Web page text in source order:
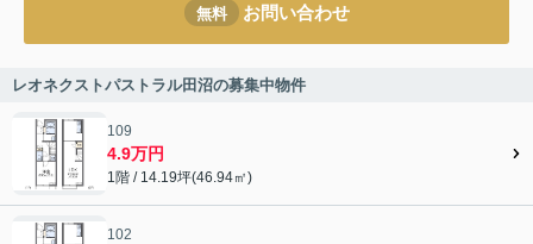
無料 お問い合わせ
レオネクストパストラル田沼の募集中物件
109
4.9万円
1階 / 14.19坪(46.94㎡)
102